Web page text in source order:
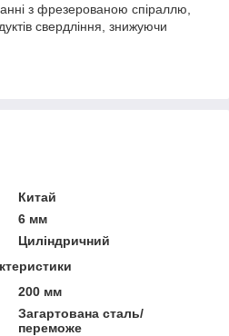
з фрезерованою спіраллю,
свердління, знижуючи
Китай
6 мм
Циліндричний
200 мм
Загартована сталь/
переможе